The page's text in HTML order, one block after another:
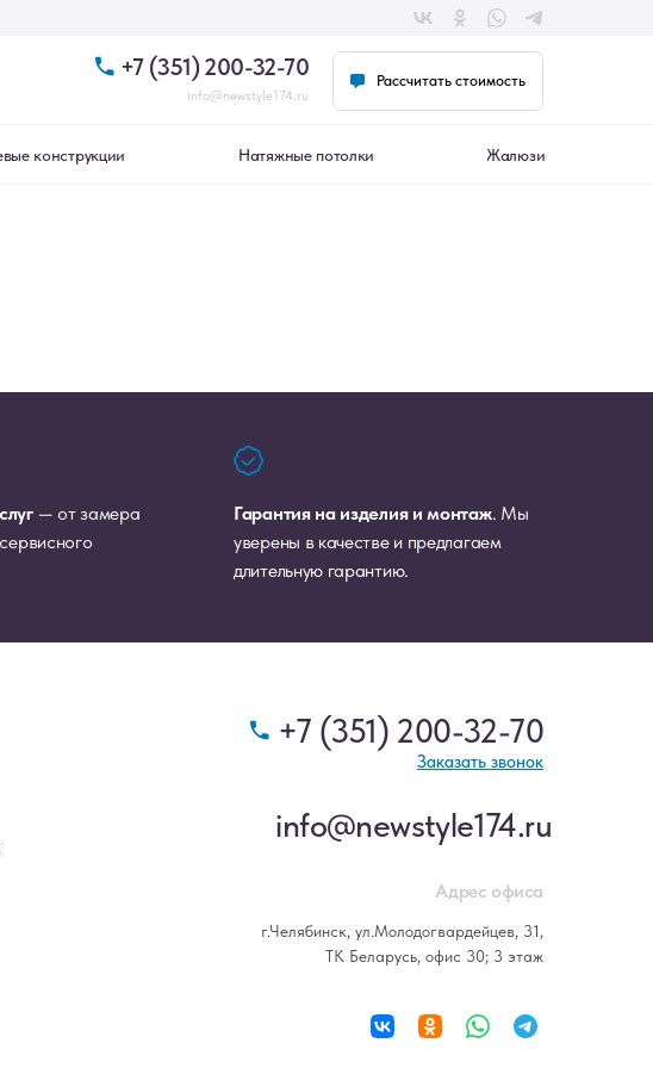
+7 (351) 200-32-70
info@newstyle174.ru
Рассчитать стоимость
конструкции Натяжные потолки Жалюзи
— от замера
Гарантия на изделия и монтаж. Мы
уверены в качестве и предлагаем
длительную гарантию.
+7 (351) 200-32-70
Заказать звонок
info@newstyle174.ru
Адрес офиса
г.Челябинск, ул.Молодогвардейцев, 31,
ТК Беларусь, офис 30; 3 этаж